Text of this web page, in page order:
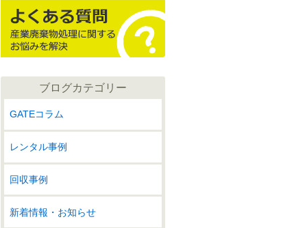
ブログカテゴリー
GATEコラム
レンタル事例
回収事例
新着情報・お知らせ